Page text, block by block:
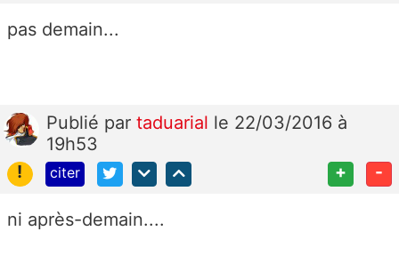
pas demain...
Publié par taduarial le 22/03/2016 à
19h53
!
citer + -
ni après-demain....